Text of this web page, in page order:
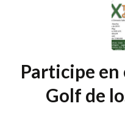
Participe en
Golf de